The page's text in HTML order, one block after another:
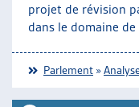
projet de révision
dans le domaine
Parlement »